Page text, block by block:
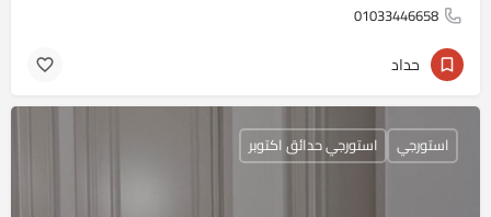
01033446658
حداد
استورجي استورجي حدائق اكتوبر